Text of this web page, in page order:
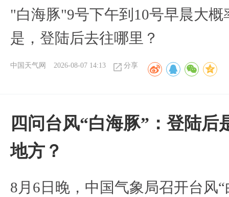
"白海豚"9号下午到10号早晨大
是，登陆后去往哪里？
中国天气网 2026-08-07 14:13 分享
四问台风“白海豚”：登陆
地方？
8月6日晚，中国气象局召开台风